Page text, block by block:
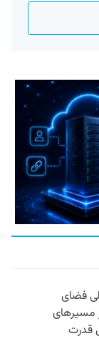
فضای
مسیرهای
قدرت